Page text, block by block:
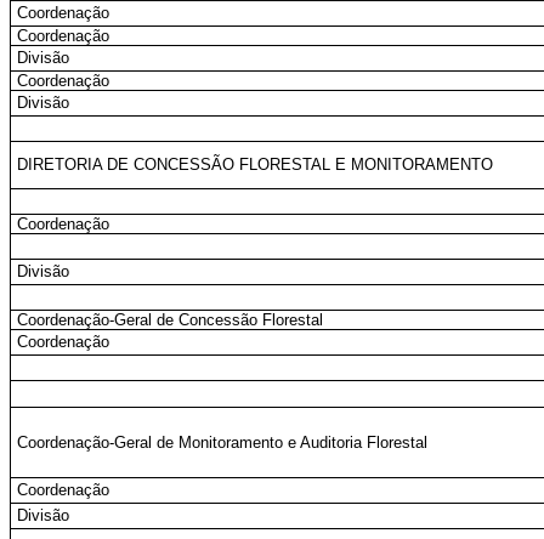
Coordenação
Coordenação
Divisão
Coordenação
Divisão
DIRETORIA DE CONCESSÃO FLORESTAL E MONITORAMENTO
Coordenação
Divisão
Coordenação-Geral de Concessão Florestal
Coordenação
Coordenação-Geral de Monitoramento e Auditoria Florestal
Coordenação
Divisão